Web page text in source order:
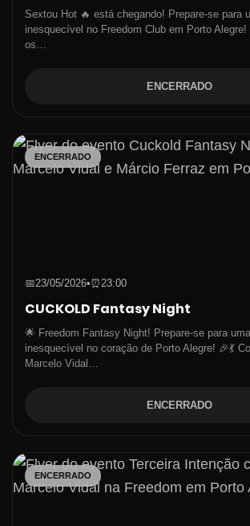
Sextou Hot 🔥 está chegando! Prepare-se para
inesquecível no Freedom Club em Porto Alegre!
os…
ENCERRADO
ENCERRADO
📅23/05/2026•⏰23:00
CUCKOLD Fantasy Night
🌟 Freedom Fantasy Night! Prepare-se para
inesquecível no coração de Porto Alegre! 🎉💃
Marcelo Vidal…
ENCERRADO
ENCERRADO